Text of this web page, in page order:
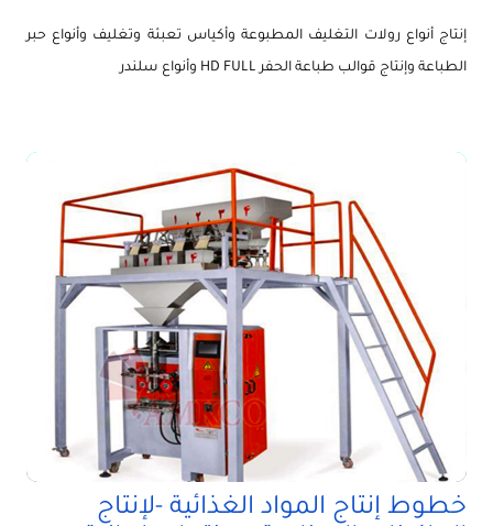
إنتاج أنواع رولات التغليف المطبوعة وأكياس تعبئة وتغليف وأنواع حبر
الطباعة وإنتاج قوالب طباعة الحفر HD FULL وأنواع سلندر
خطوط إنتاج المواد الغذائية -لإنتاج